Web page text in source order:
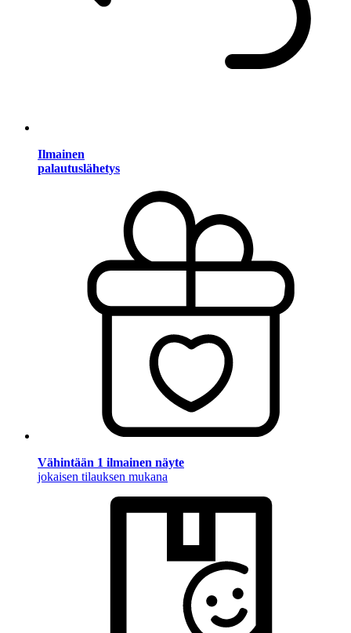
Ilmainen
palautuslähetys
Vähintään 1 ilmainen näyte
jokaisen tilauksen mukana